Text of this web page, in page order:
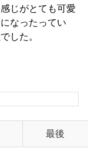
じがとても可愛
なったってい
した。
最後